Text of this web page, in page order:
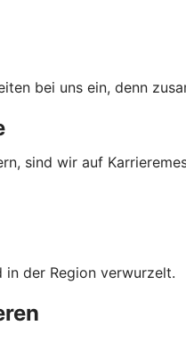
bei uns ein, denn
sind wir auf
der Region verwurzelt.